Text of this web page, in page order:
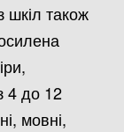
шкіл також
4 до 12
мовні,